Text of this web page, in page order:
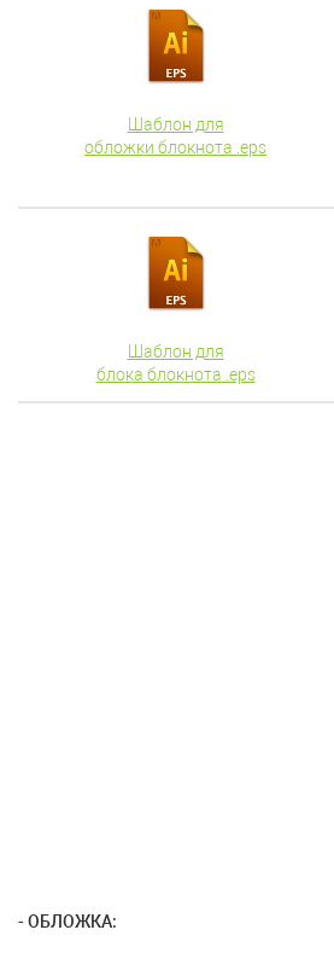
Шаблон для
обложки блокнота .eps
Шаблон для
блока блокнота .eps
- ОБЛОЖКА: